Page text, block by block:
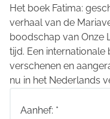
Het boek Fatima:
verhaal van de
boodschap van Onze
tijd. Een internationale
verschenen en
nu in het Nederlands
Aanhef: *